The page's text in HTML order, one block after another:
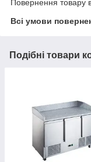
Повернення товару
Всі умови
Подібні товари